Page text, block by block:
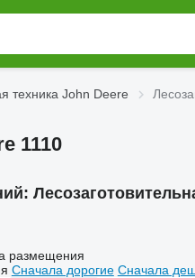
техника John Deere
1110
размещения
Сначала дорогие Сначала